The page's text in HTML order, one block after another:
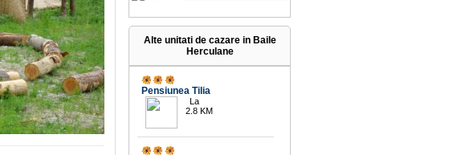
Alte unitati de cazare in Baile
Herculane
Pensiunea Tilia
La
2.8 KM